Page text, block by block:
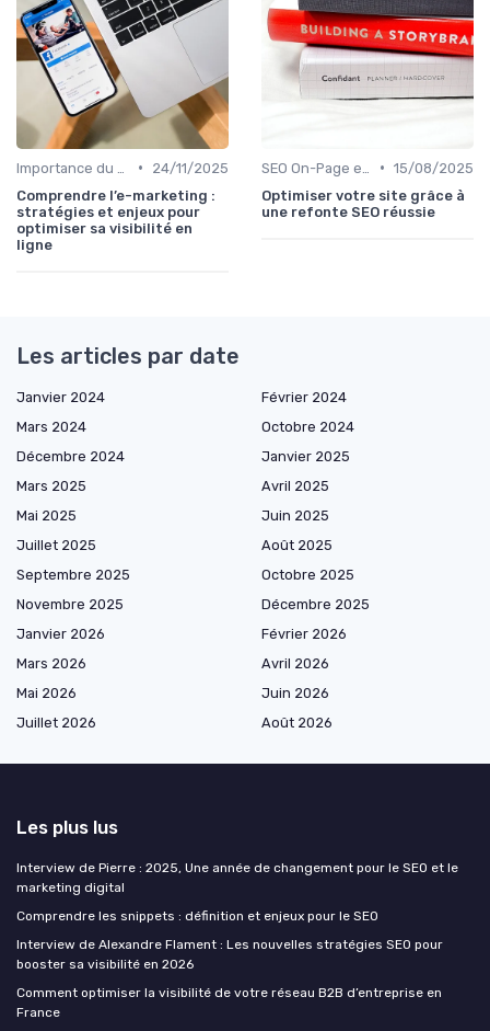
•
24/11/2025
Comprendre l’e-marketing :
stratégies et enjeux pour
optimiser sa visibilité en
ligne
• 15/08/2025
Optimiser votre site grâce à
une refonte SEO réussie
Les articles par date
Janvier 2024
Février 2024
Mars 2024
Octobre 2024
Décembre 2024
Janvier 2025
Mars 2025
Avril 2025
Mai 2025
Juin 2025
Juillet 2025
Août 2025
Septembre 2025
Octobre 2025
Novembre 2025
Décembre 2025
Janvier 2026
Février 2026
Mars 2026
Avril 2026
Mai 2026
Juin 2026
Juillet 2026
Août 2026
Les plus lus
Interview de Pierre : 2025, Une année de changement pour le SEO et le
marketing digital
Comprendre les snippets : définition et enjeux pour le SEO
Interview de Alexandre Flament : Les nouvelles stratégies SEO pour
booster sa visibilité en 2026
Comment optimiser la visibilité de votre réseau B2B d’entreprise en
France